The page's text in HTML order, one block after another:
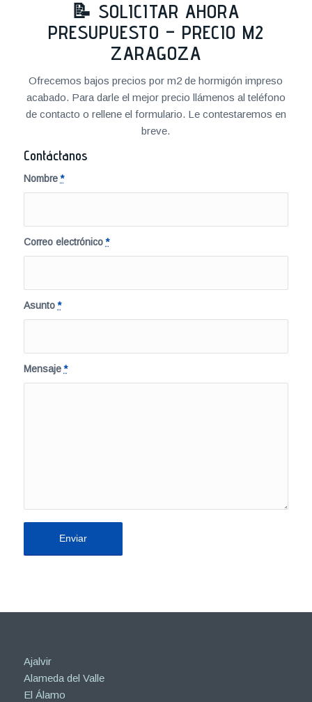
📝 SOLICITAR AHORA
PRESUPUESTO – PRECIO M2
ZARAGOZA
Ofrecemos bajos precios por m2 de hormigón impreso
acabado. Para darle el mejor precio llámenos al teléfono
de contacto o rellene el formulario. Le contestaremos en
breve.
Contáctanos
Nombre*
Correo electrónico*
Asunto*
Mensaje*
Ajalvir
Alameda del Valle
El Álamo